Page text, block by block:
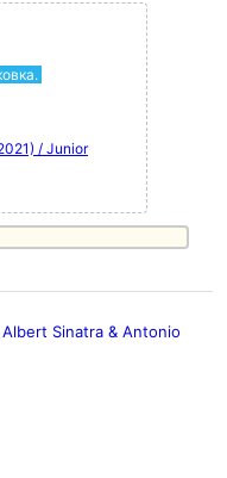
/ Junior
Sinatra & Antonio